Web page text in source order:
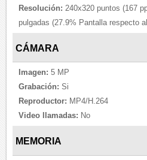
Resolución: 240x320 puntos (167
pulgadas (27.9% Pantalla respecto
CÁMARA
Imagen: 5 MP
Grabación: Si
Reproductor: MP4/H.264
Video llamadas: No
MEMORIA